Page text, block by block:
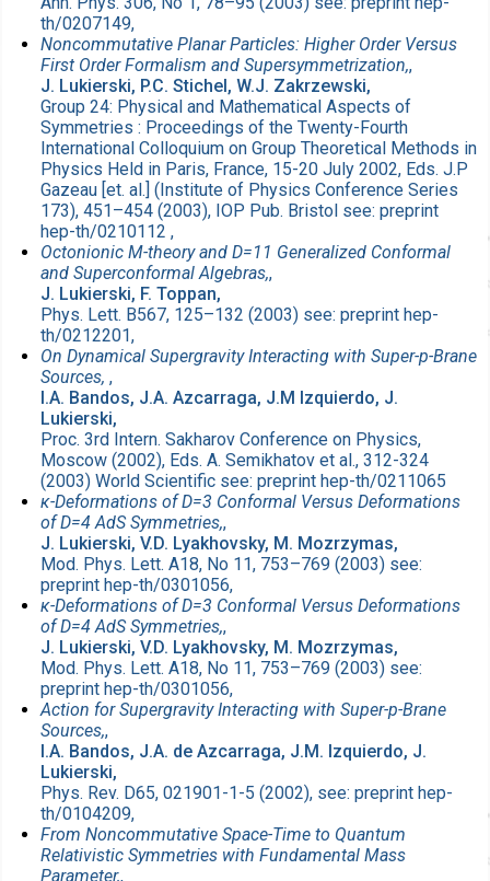
th/0207149,
Noncommutative Planar Particles: Higher Order Versus
First Order Formalism and Supersymmetrization,,
J. Lukierski, P.C. Stichel, W.J. Zakrzewski,
Group 24: Physical and Mathematical Aspects of
Symmetries : Proceedings of the Twenty-Fourth
International Colloquium on Group Theoretical Methods in
Physics Held in Paris, France, 15-20 July 2002, Eds. J.P
Gazeau [et. al.] (Institute of Physics Conference Series
173), 451–454 (2003), IOP Pub. Bristol see: preprint
hep-th/0210112 ,
Octonionic M-theory and D=11 Generalized Conformal
and Superconformal Algebras,,
J. Lukierski, F. Toppan,
Phys. Lett. B567, 125–132 (2003) see: preprint hep-
th/0212201,
On Dynamical Supergravity Interacting with Super-p-Brane
Sources, ,
I.A. Bandos, J.A. Azcarraga, J.M Izquierdo, J.
Lukierski,
Proc. 3rd Intern. Sakharov Conference on Physics,
Moscow (2002), Eds. A. Semikhatov et al., 312-324
(2003) World Scientific see: preprint hep-th/0211065
κ-Deformations of D=3 Conformal Versus Deformations
of D=4 AdS Symmetries,,
J. Lukierski, V.D. Lyakhovsky, M. Mozrzymas,
Mod. Phys. Lett. A18, No 11, 753–769 (2003) see:
preprint hep-th/0301056,
κ-Deformations of D=3 Conformal Versus Deformations
of D=4 AdS Symmetries,,
J. Lukierski, V.D. Lyakhovsky, M. Mozrzymas,
Mod. Phys. Lett. A18, No 11, 753–769 (2003) see:
preprint hep-th/0301056,
Action for Supergravity Interacting with Super-p-Brane
Sources,,
I.A. Bandos, J.A. de Azcarraga, J.M. Izquierdo, J.
Lukierski,
Phys. Rev. D65, 021901-1-5 (2002), see: preprint hep-
th/0104209,
From Noncommutative Space-Time to Quantum
Relativistic Symmetries with Fundamental Mass
Parameter,,